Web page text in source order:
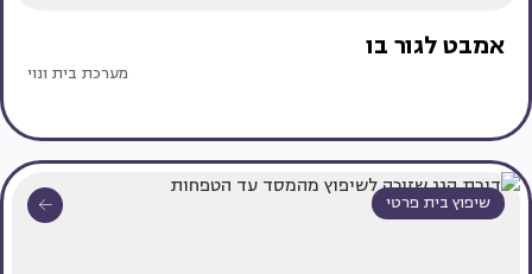
אמבט לגור בו
מערכת בית ונוי
שיפוץ בית פרטי